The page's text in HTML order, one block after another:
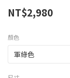
NT$2,980
顏色